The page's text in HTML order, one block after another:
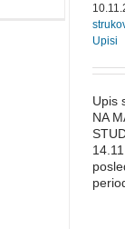
Upisi
Upis
NA